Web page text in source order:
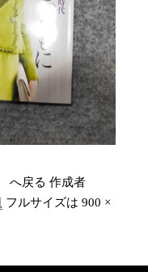
へ戻る 作成者
フルサイズは 900 ×